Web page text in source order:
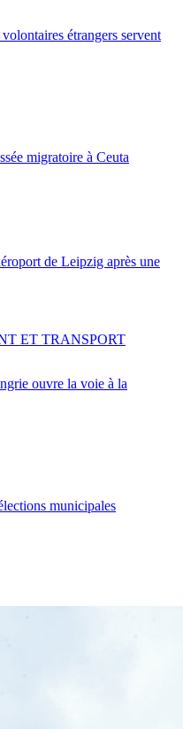
étrangers servent
migratoire à Ceuta
de Leipzig après une
ouvre la voie à la
ET TRANSPORT
municipales